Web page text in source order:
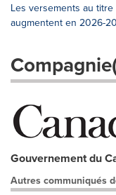
Les versements au
augmentent en 2026-
Gouvernement du
Autres communiqués